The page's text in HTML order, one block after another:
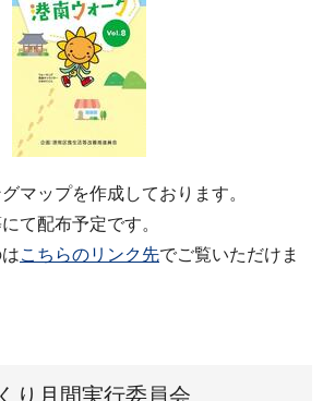
マップを作成しております。
て配布予定です。
こちらのリンク先でご覧いただけま
り月間実行委員会